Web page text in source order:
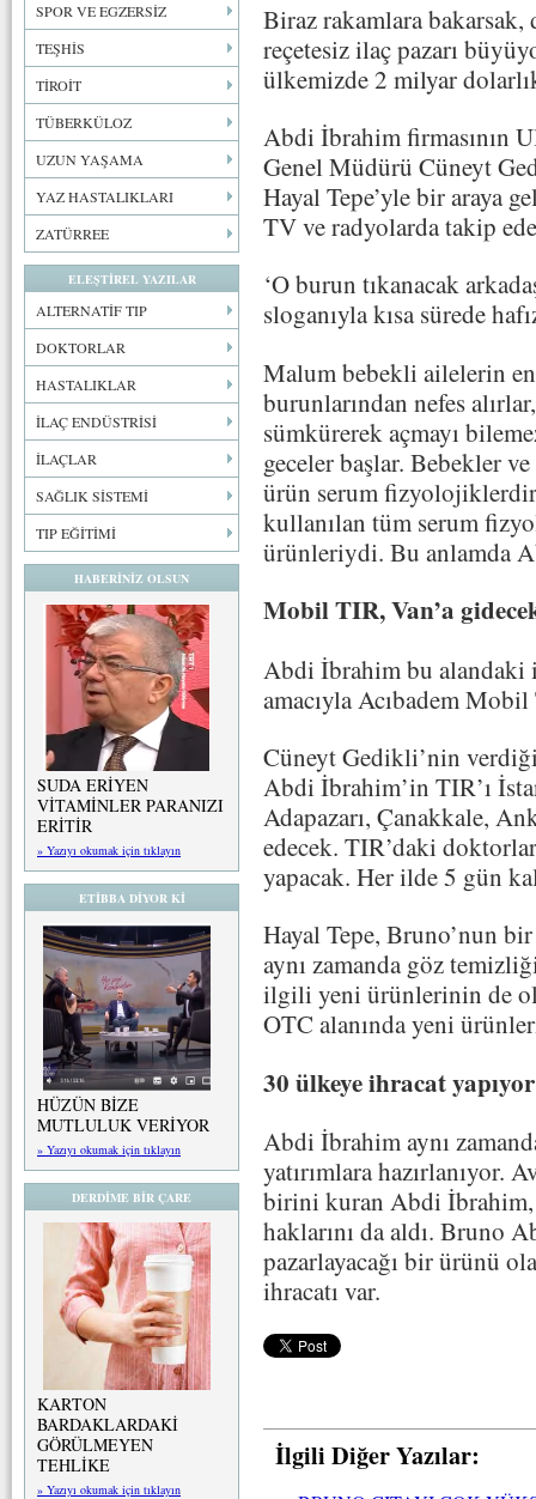
SPOR VE EGZERSİZ
TEŞHİS
TİROİT
TÜBERKÜLOZ
UZUN YAŞAMA
YAZ HASTALIKLARI
ZATÜRREE
ELEŞTİREL YAZILAR
ALTERNATİF TIP
DOKTORLAR
HASTALIKLAR
İLAÇ ENDÜSTRİSİ
İLAÇLAR
SAĞLIK SİSTEMİ
TIP EĞİTİMİ
HABERİNİZ OLSUN
SUDA ERİYEN
VİTAMİNLER PARANIZI
ERİTİR
» Yazıyı okumak için tıklayın
ETİBBA DİYOR Kİ
HÜZÜN BİZE
MUTLULUK VERİYOR
» Yazıyı okumak için tıklayın
DERDİME BİR ÇARE
KARTON
BARDAKLARDAKİ
GÖRÜLMEYEN
TEHLİKE
» Yazıyı okumak için tıklayın
Biraz rakamlara
reçetesiz ilaç pazarı
ülkemizde 2 milyar
Abdi İbrahim firmasının
Genel Müdürü Cüneyt
Hayal Tepe’yle bir araya
TV ve radyolarda takip
‘O burun tıkanacak
sloganıyla kısa sürede
Malum bebekli ailelerin en
burunlarından nefes
sümkürerek açmayı
geceler başlar. Bebekler
ürün serum
kullanılan tüm serum
ürünleriydi. Bu anlamda
Mobil TIR, Van’a
Abdi İbrahim bu alandaki
amacıyla Acıbadem
Cüneyt Gedikli’nin
Abdi İbrahim’in TIR’ı
Adapazarı, Çanakkale,
edecek. TIR’daki
yapacak. Her ilde 5 gün
Hayal Tepe, Bruno’nun
aynı zamanda göz
ilgili yeni ürünlerinin de
OTC alanında yeni
30 ülkeye ihracat yapıyor
Abdi İbrahim aynı
yatırımlara hazırlanıyor.
birini kuran Abdi İbrahim,
haklarını da aldı. Bruno
pazarlayacağı bir ürünü
ihracatı var.
İlgili Diğer Yazılar: